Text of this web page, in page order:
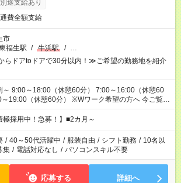
途支給あり
費全額支給
市
福生駅 / 牛浜駅 / …
らドアtoドアで30分以内！≫ご希望の勤務地を紹介
（休憩60
憩60分） ※Wワーク希望の方へ 今ご覧の
望する勤務時間と、もう1つのお仕事の勤務時間の合
間を超えなければOKです。
極採用中！急募！】■2カ月～
/ 40～50代活躍中 / 服装自由 / シフト勤務 / 10名以
集 / 電話対応なし / パソコンスキル不要
応募する 詳細へ